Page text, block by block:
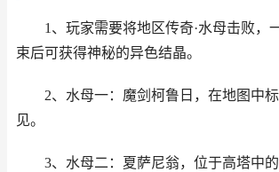
1、玩家需要将地区传奇·水母击败，
束后可获得神秘的异色结晶。
2、水母一：魔剑柯鲁日，在地图中标
见。
3、水母二：夏萨尼翁，位于高塔中的